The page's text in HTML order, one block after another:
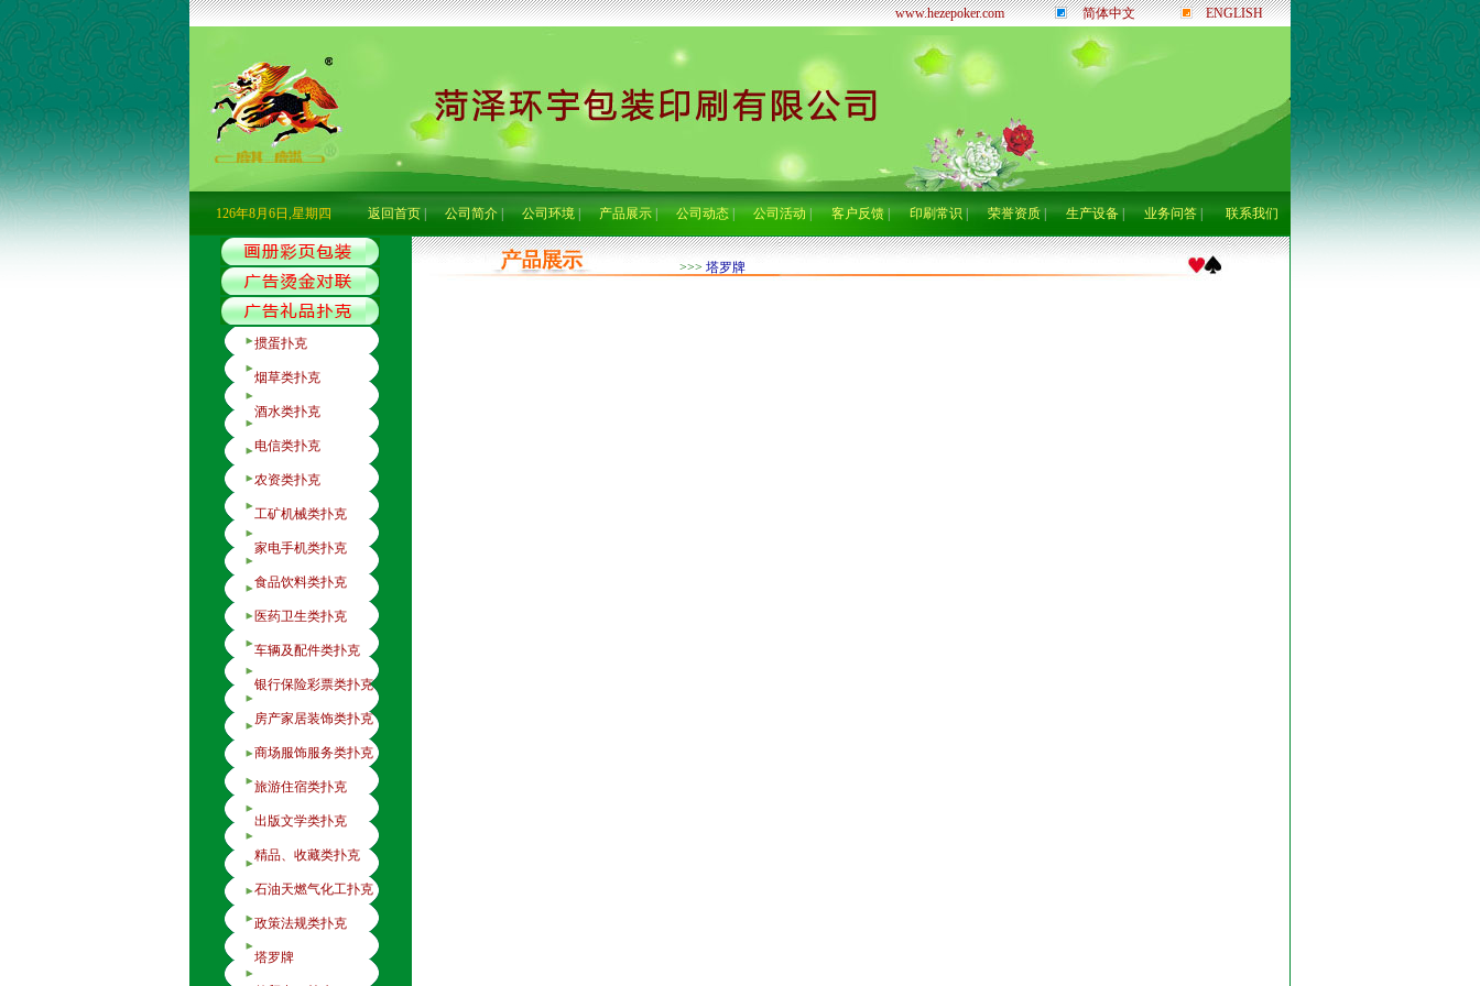
www.hezepoker.com 简体中文 ENGLISH
126年8月6日,星期四 返回首页 公司简介 | 公司环境 | 产品展示 | 公司动态 | 公司活动 | 客户反馈 | 印刷常识 | 荣誉资质 | 生产设备 | 业务问答 联系我们
掼蛋扑克
烟草类扑克
酒水类扑克
电信类扑克
农资类扑克
工矿机械类扑克
家电手机类扑克
食品饮料类扑克
医药卫生类扑克
车辆及配件类扑克
银行保险彩票类扑克
房产家居装饰类扑克
商场服饰服务类扑克
旅游住宿类扑克
出版文学类扑克
精品、收藏类扑克
石油天燃气化工扑克
政策法规类扑克
塔罗牌
>>> 塔罗牌